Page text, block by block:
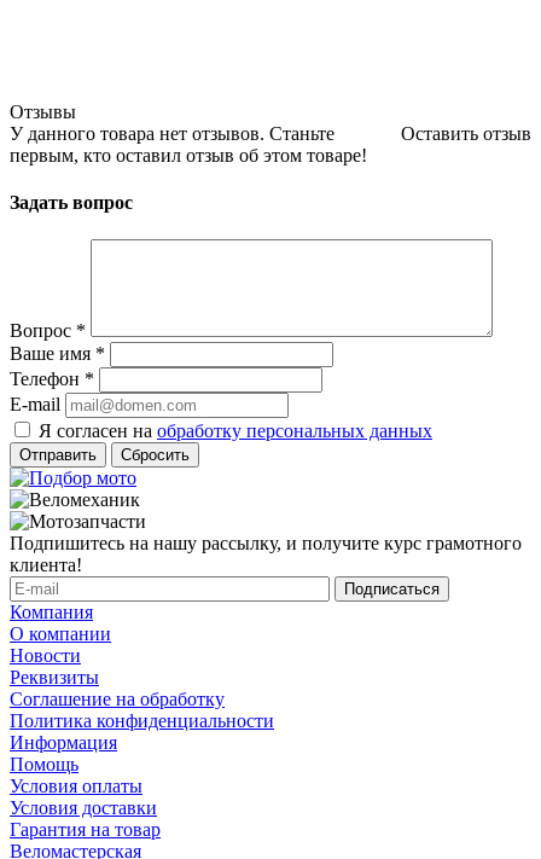
Отзывы
Оставить отзыв
У данного товара нет отзывов. Станьте
первым, кто оставил отзыв об этом товаре!
Задать вопрос
Вопрос *
Ваше имя *
Телефон *
E-mail
Я согласен на обработку персональных данных
Сбросить
Подпишитесь на нашу рассылку, и получите курс грамотного
клиента!
Компания
О компании
Новости
Реквизиты
Соглашение на обработку
Политика конфиденциальности
Информация
Помощь
Условия оплаты
Условия доставки
Гарантия на товар
Веломастерская